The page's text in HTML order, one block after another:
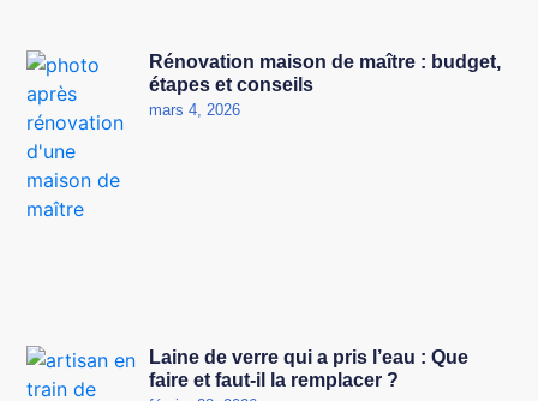
Rénovation maison de maître : budget,
étapes et conseils
mars 4, 2026
Laine de verre qui a pris l’eau : Que
faire et faut-il la remplacer ?